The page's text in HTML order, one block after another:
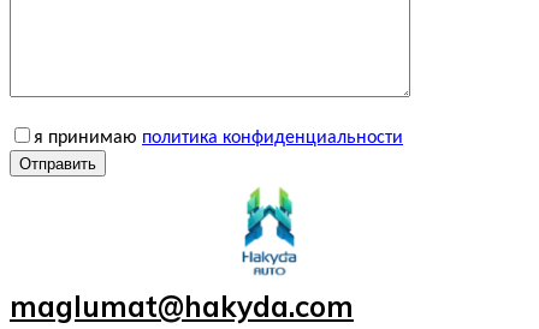
я принимаю политика конфиденциальности
Отправить
maglumat@hakyda.com